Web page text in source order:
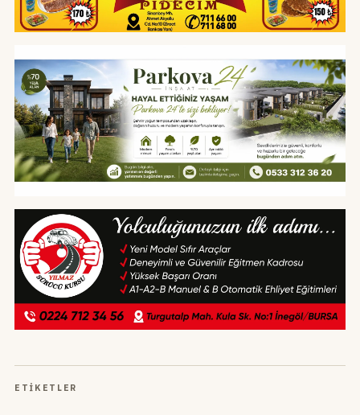
ETIKETLER